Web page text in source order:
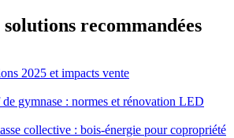
recommandées
2025 et impacts vente
gymnase : normes et rénovation LED
collective : bois-énergie pour copropriété